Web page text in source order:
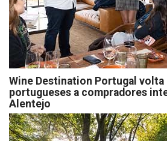
Wine Destination Portugal
portugueses a compradores
Alentejo